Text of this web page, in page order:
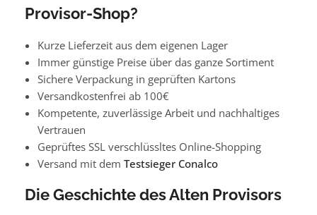
Provisor-Shop?
Kurze Lieferzeit aus dem eigenen Lager
Immer günstige Preise über das ganze Sortiment
Sichere Verpackung in geprüften Kartons
Versandkostenfrei ab 100€
Kompetente, zuverlässige Arbeit und nachhaltiges
Vertrauen
Geprüftes SSL verschlüssltes Online-Shopping
Versand mit dem Testsieger Conalco
Die Geschichte des Alten Provisors